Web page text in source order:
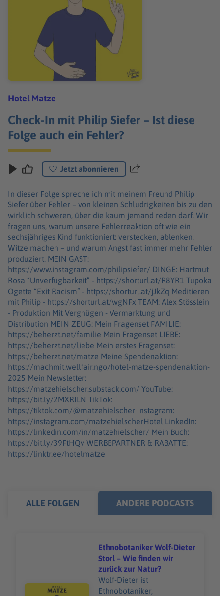
Hotel Matze
Check-In mit Philip Siefer – Ist diese
Folge auch ein Fehler?
Jetzt abonnieren Teilen
In dieser Folge spreche ich mit meinem Freund Philip
Siefer über Fehler – von kleinen Schludrigkeiten bis zu den
wirklich schweren, über die kaum jemand reden darf. Wir
fragen uns, warum unsere Fehlerreaktion oft wie ein
sechsjähriges Kind funktioniert: verstecken, ablenken,
Witze machen – und warum Angst fast immer mehr Fehler
produziert. MEIN GAST:
https://www.instagram.com/philipsiefer/ DINGE: Hartmut
Rosa “Unverfügbarkeit” - https://shorturl.at/R8YR1 Tupoka
Ogette “Exit Racism” - https://shorturl.at/jJkZq Meditieren
mit Philip - https://shorturl.at/wgNFx TEAM: Alex Stösslein
- Produktion Mit Vergnügen - Vermarktung und
Distribution MEIN ZEUG: Mein Fragenset FAMILIE:
https://beherzt.net/familie Mein Fragenset LIEBE:
https://beherzt.net/liebe Mein erstes Fragenset:
https://beherzt.net/matze Meine Spendenaktion:
https://machmit.wellfair.ngo/hotel-matze-spendenaktion-
2025 Mein Newsletter:
https://matzehielscher.substack.com/ YouTube:
https://bit.ly/2MXRILN TikTok:
https://tiktok.com/@matzehielscher Instagram:
https://instagram.com/matzehielscherHotel LinkedIn:
https://linkedin.com/in/matzehielscher/ Mein Buch:
https://bit.ly/39FtHQy WERBEPARTNER & RABATTE:
https://linktr.ee/hotelmatze
ALLE FOLGEN ANDERE PODCASTS
Audiotitel - Ethnobotaniker Wolf-Dieter Storl – Wie
Ethnobotaniker Wolf-Dieter
Storl – Wie finden wir
zurück zur Natur?
Wolf-Dieter ist
Ethnobotaniker,